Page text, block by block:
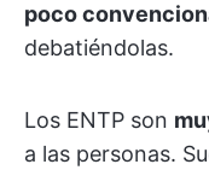
poco
debatiéndolas.
Los ENTP son
a las personas.